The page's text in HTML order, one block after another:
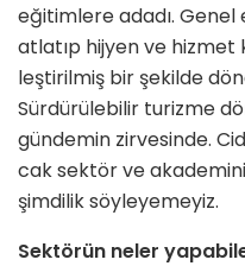
eğitimlere adadı.
atlatıp hijyen ve
leştirilmiş bir şekilde
Sürdürülebilir turizme
gündemin zirve­sinde.
cak sektör ve
şimdilik söyleyemeyiz.
Sektörün neler